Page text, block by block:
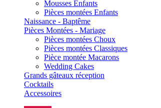
Mousses Enfants
Pièces montées Enfants
Naissance - Baptême
Pièces Montées - Mariage
Pièces montées Choux
Pièces montées Classiques
Pièce montée Macarons
Wedding Cakes
Grands gâteaux réception
Cocktails
Accessoires